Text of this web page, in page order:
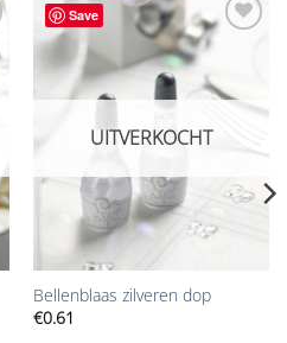
Save
Aan
verlanglijst
toevoegen
UITVERKOCHT
Bellenblaas zilveren dop
€0.61